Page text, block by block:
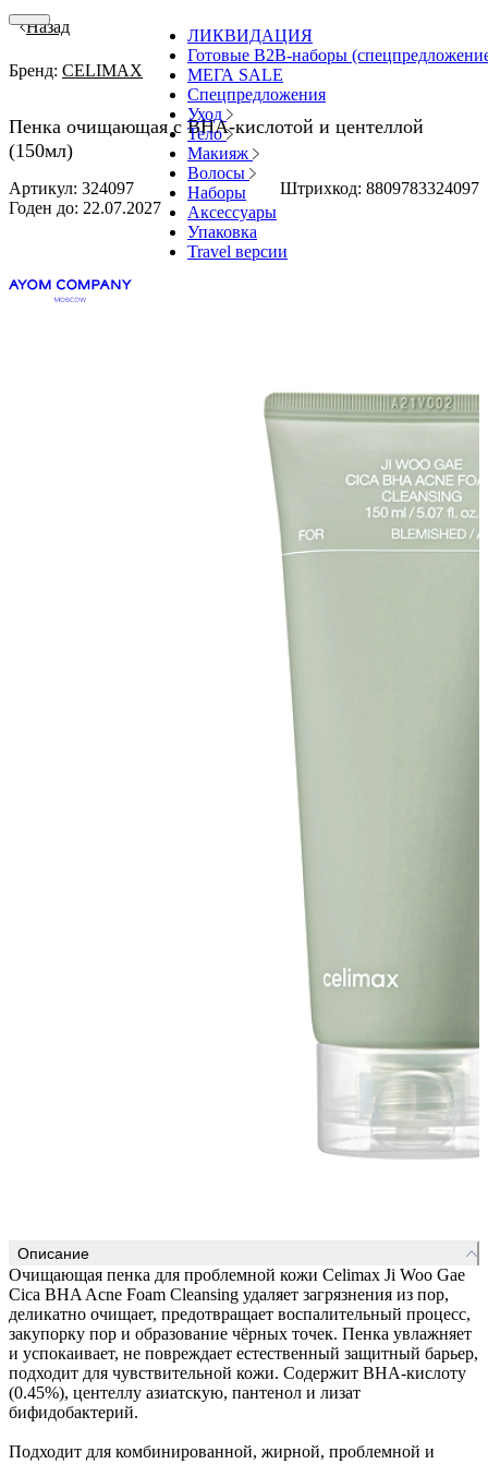
ЛИКВИДАЦИЯ
Готовые В2В-наборы
МЕГА SALE
Спецпредложения
Уход
Тело
Макияж
Волосы
Наборы
Аксессуары
Упаковка
Travel версии
Назад
Бренд: CELIMAX
Пенка очищающая с BHA-кислотой и центеллой
(150мл)
Артикул: 324097
Штрихкод: 8809783324097
Годен до: 22.07.2027
Описание
Очищающая пенка для проблемной кожи Celimax Ji Woo Gae
Cica BHA Acne Foam Cleansing удаляет загрязнения из пор,
деликатно очищает, предотвращает воспалительный процесс,
закупорку пор и образование чёрных точек. Пенка увлажняет
и успокаивает, не повреждает естественный защитный барьер,
подходит для чувствительной кожи. Содержит BHA-кислоту
(0.45%), центеллу азиатскую, пантенол и лизат
бифидобактерий.
Подходит для комбинированной, жирной, проблемной и